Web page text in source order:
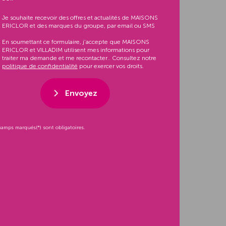
Je souhaite recevoir des offres et actualités de MAISONS
ERICLOR et des marques du groupe, par email ou SMS
En soumettant ce formulaire, j’accepte que MAISONS
ERICLOR et VILLADIM utilisent mes informations pour
traiter ma demande et me recontacter.. Consultez notre
politique de confidentialité pour exercer vos droits.
Envoyez
marqués(*) sont obligatoires.